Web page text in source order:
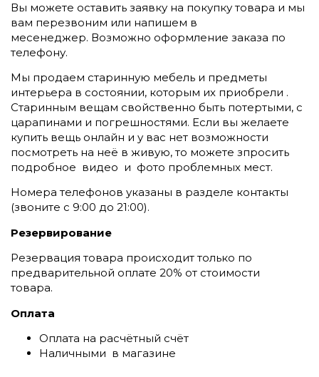
Вы можете оставить заявку на покупку товара и мы
вам перезвоним или напишем в
месенеджер. Возможно оформление заказа по
телефону.
Мы продаем старинную мебель и предметы
интерьера в состоянии, которым их приобрели .
Старинным вещам свойственно быть потертыми, с
царапинами и погрешностями. Если вы желаете
купить вещь онлайн и у вас нет возможности
посмотреть на неё в живую, то можете зпросить
подробное видео и фото проблемных мест.
Номера телефонов указаны в разделе контакты
(звоните c 9:00 до 21:00).
Резервирование
Резервация товара происходит только по
предварительной оплате 20% от стоимости
товара.
Оплата
Оплата на расчётный счёт
Наличными в магазине